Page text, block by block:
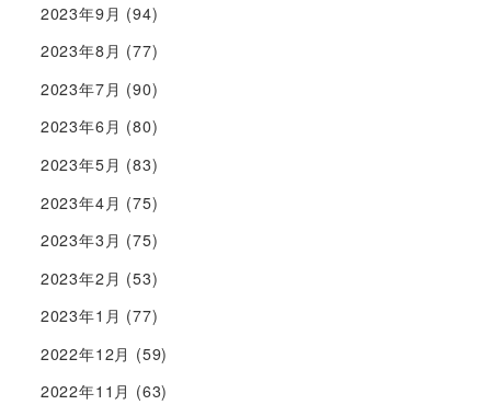
2023年9月 (94)
2023年8月 (77)
2023年7月 (90)
2023年6月 (80)
2023年5月 (83)
2023年4月 (75)
2023年3月 (75)
2023年2月 (53)
2023年1月 (77)
2022年12月 (59)
2022年11月 (63)